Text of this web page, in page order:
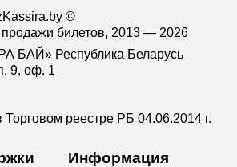
©
билетов, 2013 — 2026
Республика Беларусь
9, оф. 1
Торговом реестре РБ 04.06.2014 г.
Информация